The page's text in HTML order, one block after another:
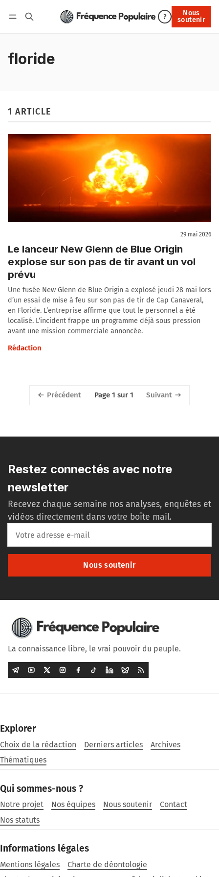
?
Nous
soutenir
Nous soutenir
floride
1 ARTICLE
29 mai 2026
Le lanceur New Glenn de Blue Origin
explose sur son pas de tir avant un vol
prévu
Une fusée New Glenn de Blue Origin a explosé jeudi 28 mai lors
d’un essai de mise à feu sur son pas de tir de Cap Canaveral,
en Floride. L’entreprise affirme que tout le personnel a été
localisé. L’incident frappe un programme déjà sous pression
avant une mission commerciale annoncée.
Rédaction
Précédent Page 1 sur 1 Suivant
Restez connectés avec notre
newsletter
Recevez chaque semaine nos analyses, enquêtes et
vidéos directement dans votre boîte mail.
Nous soutenir
La connaissance libre, le vrai pouvoir du peuple.
Explorer
Choix de la rédaction Derniers articles
Archives
Thématiques
Qui sommes-nous ?
Notre projet Nos équipes Nous soutenir
Contact
Nos statuts
Informations légales
Mentions légales
Charte de déontologie